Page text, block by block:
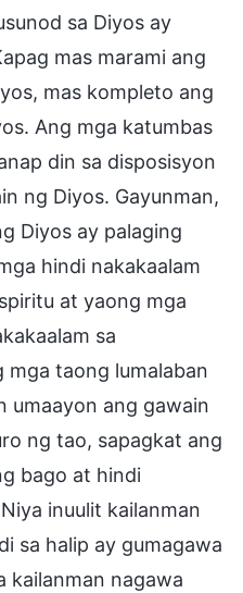
sa Diyos ay
mas marami ang
mas kompleto ang
Ang mga katumbas
din sa disposisyon
ng Diyos. Gayunman,
Diyos ay palaging
hindi nakakaalam
at yaong mga
sa
taong lumalaban
umaayon ang gawain
ng tao, sapagkat ang
bago at hindi
inuulit kailanman
sa halip ay gumagawa
kailanman nagawa